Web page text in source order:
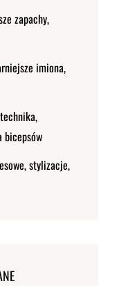
zapachy,
imiona,
bicepsów
stylizacje,